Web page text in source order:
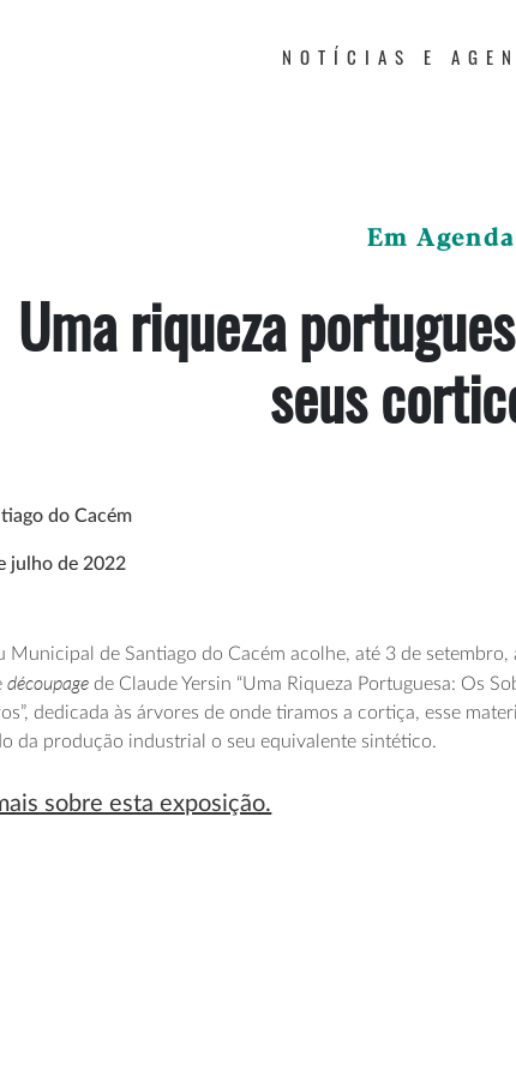
NOTÍCIAS E
Em Agenda
Uma riqueza
seus
do Cacém
julho de 2022
Municipal de Santiago do Cacém acolhe, até 3 de setembro,
découpage de Claude Yersin “Uma Riqueza Portuguesa: Os
dedicada às árvores de onde tiramos a cortiça, esse
da produção industrial o seu equivalente sintético.
sobre esta exposição.